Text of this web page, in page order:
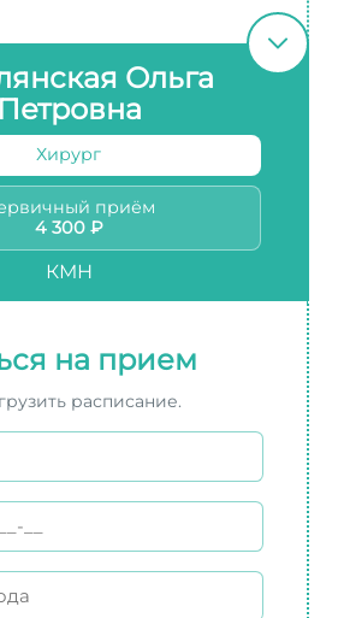
Ольга
Петровна
Хирург
приём
4 300 ₽
КМН
на прием
расписание.